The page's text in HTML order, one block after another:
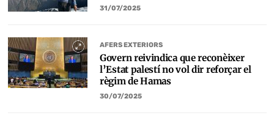
31/07/2025
AFERS EXTERIORS
Govern reivindica que reconèixer
l’Estat palestí no vol dir reforçar el
règim de Hamas
30/07/2025